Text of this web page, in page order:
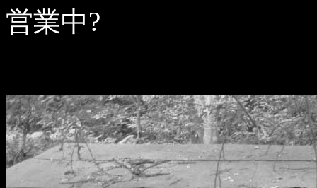
営業中?